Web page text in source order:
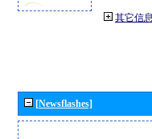
其它信息
[Newsflashes]